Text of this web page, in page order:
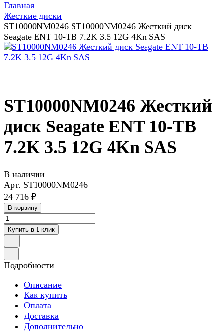
Главная
Жесткие диски
ST10000NM0246 ST10000NM0246 Жесткий диск
Seagate ENT 10-TB 7.2K 3.5 12G 4Kn SAS
ST10000NM0246 Жесткий
диск Seagate ENT 10-TB
7.2K 3.5 12G 4Kn SAS
В наличии
Арт. ST10000NM0246
24 716 ₽
В корзину
Купить в 1 клик
Подробности
Описание
Как купить
Оплата
Доставка
Дополнительно